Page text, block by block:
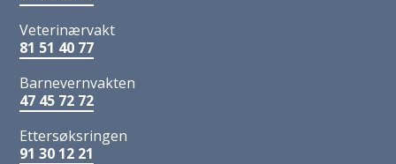
Veterinærvakt
81 51 40 77
Barnevernvakten
47 45 72 72
Ettersøksringen
91 30 12 21